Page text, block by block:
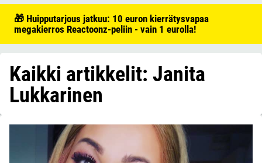
🎁 Huipputarjous jatkuu: 10 euron kierrätysvapaa
megakierros Reactoonz-peliin - vain 1 eurolla!
Kaikki artikkelit: Janita
Lukkarinen